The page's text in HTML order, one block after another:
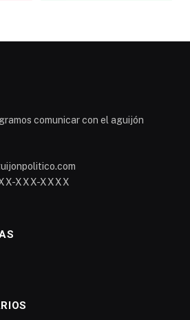
comunicar con el aguijón
XXX-XXXX